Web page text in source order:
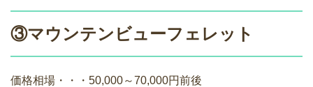
③マウンテンビューフェレット
価格相場・・・50,000～70,000円前後